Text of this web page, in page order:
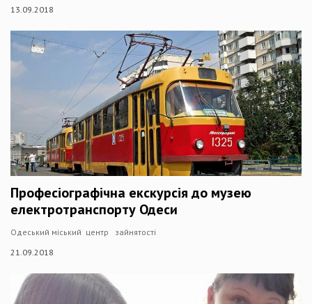
13.09.2018
Професіографічна екскурсія до музею
електротранспорту Одеси
Одеський міський центр зайнятості
21.09.2018